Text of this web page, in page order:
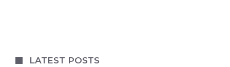
LATEST POSTS